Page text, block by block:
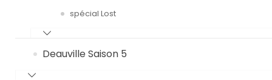
spécial Lost
Deauville Saison 5